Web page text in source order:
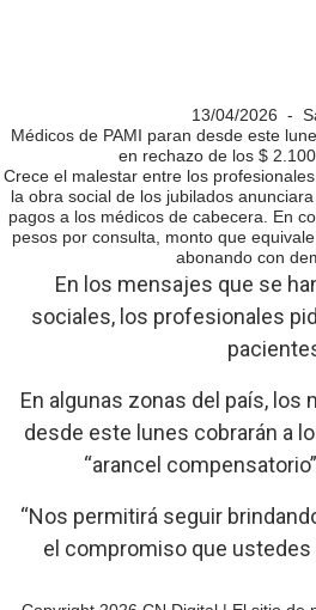
13/04/2026 -
Médicos de PAMI paran desde este
en rechazo de los $
Crece el malestar entre los
la obra social de los jubilados
pagos a los médicos de cabecera. En
pesos por consulta, monto que
abonando con
En los mensajes que se
sociales, los profesionales
En algunas zonas del país, los
desde este lunes cobrarán a
“arancel
“Nos permitirá seguir
el compromiso que ustedes